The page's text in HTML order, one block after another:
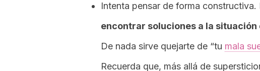
Intenta pensar de forma constructiva.
encontrar soluciones a la situación
De nada sirve quejarte de “tu mala
Recuerda que, más allá de